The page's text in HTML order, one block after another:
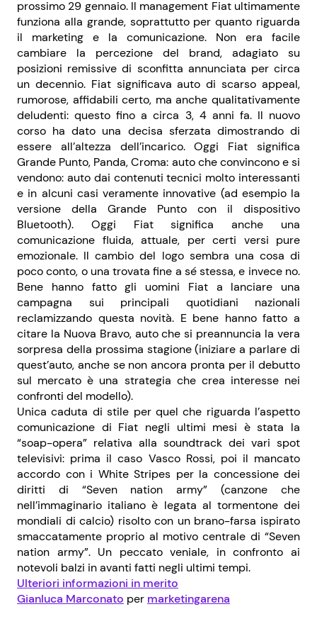
prossimo 29 gennaio. Il management Fiat ultimamente
funziona alla grande, soprattutto per quanto riguarda
il marketing e la comunicazione. Non era facile
cambiare la percezione del brand, adagiato su
posizioni remissive di sconfitta annunciata per circa
un decennio. Fiat significava auto di scarso appeal,
rumorose, affidabili certo, ma anche qualitativamente
deludenti: questo fino a circa 3, 4 anni fa. Il nuovo
corso ha dato una decisa sferzata dimostrando di
essere all’altezza dell’incarico. Oggi Fiat significa
Grande Punto, Panda, Croma: auto che convincono e si
vendono: auto dai contenuti tecnici molto interessanti
e in alcuni casi veramente innovative (ad esempio la
versione della Grande Punto con il dispositivo
Bluetooth). Oggi Fiat significa anche una
comunicazione fluida, attuale, per certi versi pure
emozionale. Il cambio del logo sembra una cosa di
poco conto, o una trovata fine a sé stessa, e invece no.
Bene hanno fatto gli uomini Fiat a lanciare una
campagna sui principali quotidiani nazionali
reclamizzando questa novità. E bene hanno fatto a
citare la Nuova Bravo, auto che si preannuncia la vera
sorpresa della prossima stagione (iniziare a parlare di
quest’auto, anche se non ancora pronta per il debutto
sul mercato è una strategia che crea interesse nei
confronti del modello).
Unica caduta di stile per quel che riguarda l’aspetto
comunicazione di Fiat negli ultimi mesi è stata la
“soap-opera” relativa alla soundtrack dei vari spot
televisivi: prima il caso Vasco Rossi, poi il mancato
accordo con i White Stripes per la concessione dei
diritti di “Seven nation army” (canzone che
nell’immaginario italiano è legata al tormentone dei
mondiali di calcio) risolto con un brano-farsa ispirato
smaccatamente proprio al motivo centrale di “Seven
nation army”. Un peccato veniale, in confronto ai
notevoli balzi in avanti fatti negli ultimi tempi.
Ulteriori informazioni in merito
Gianluca Marconato per marketingarena